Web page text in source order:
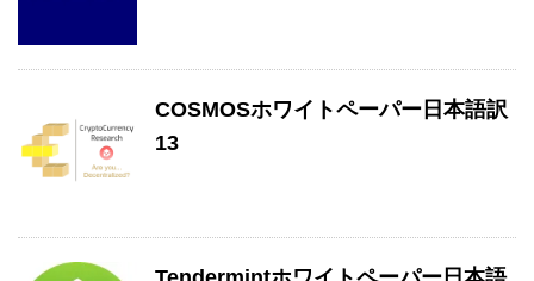
COSMOSホワイトペーパー日本語訳
13